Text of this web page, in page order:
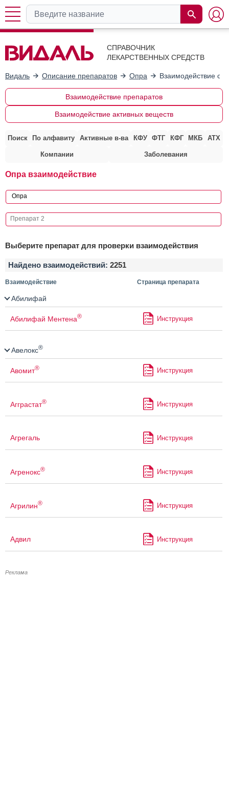
СПРАВОЧНИК
ЛЕКАРСТВЕННЫХ СРЕДСТВ
Видаль Описание препаратов Опра Взаимодействие с
Взаимодействие препаратов
Взаимодействие активных веществ
Поиск По алфавиту Активные в-ва КФУ ФТГ КФГ МКБ АТХ
Компании Заболевания
Опра взаимодействие
Выберите препарат для проверки взаимодействия
Найдено взаимодействий: 2251
Взаимодействие Страница препарата
Абилифай
Абилифай Ментена® Инструкция
Авелокс®
Авомит® Инструкция
Агграстат® Инструкция
Агрегаль Инструкция
Агренокс® Инструкция
Агрилин® Инструкция
Адвил Инструкция
Реклама